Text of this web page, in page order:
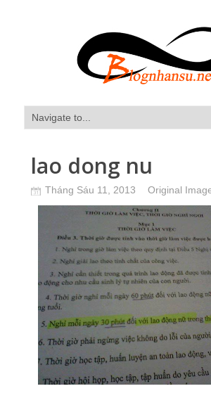
lao dong nu
Tháng Sáu 11, 2013 Original